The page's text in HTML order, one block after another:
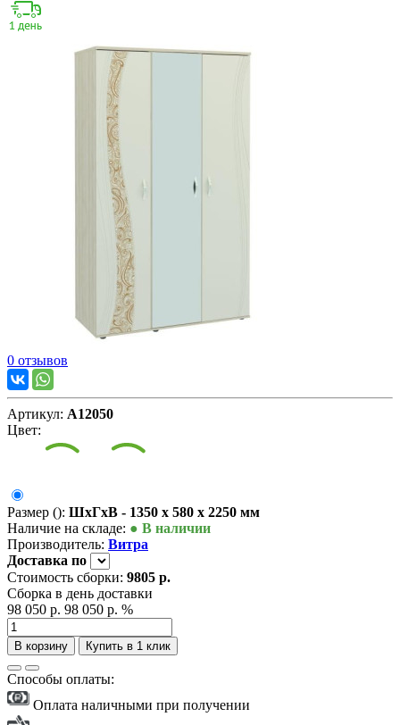
0 отзывов
Артикул: А12050
Цвет:
Размер (): ШxГxВ - 1350 x 580 x 2250 мм
Наличие на складе: ● В наличии
Производитель: Витра
Доставка по
Стоимость сборки: 9805 р.
Сборка в день доставки
98 050 р. 98 050 р. %
В корзину Купить в 1 клик
Способы оплаты:
Оплата наличными при получении